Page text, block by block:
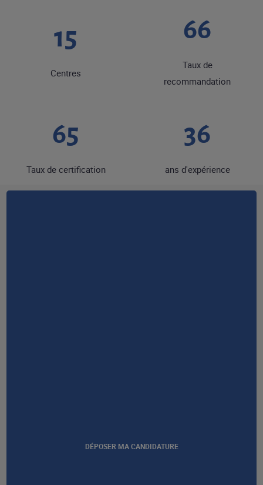
DÉPOSER MA CANDIDATURE
19
Centres
85
Taux de
recommandation
83
Taux de certification
46
ans d'expérience